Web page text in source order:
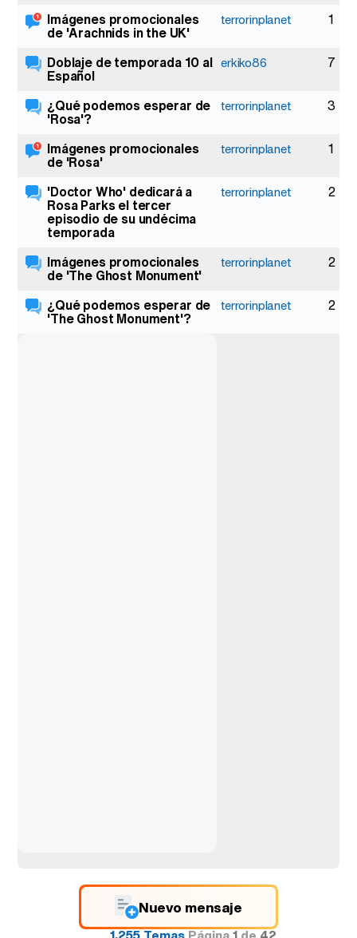
Imágenes promocionales
de 'Arachnids in the UK'
terrorinplanet 1
Doblaje de temporada 10 al
Español
erkiko86 7
¿Qué podemos esperar de
'Rosa'?
terrorinplanet 3
Imágenes promocionales
de 'Rosa'
terrorinplanet 1
'Doctor Who' dedicará a
Rosa Parks el tercer
episodio de su undécima
temporada
terrorinplanet 2
Imágenes promocionales
de 'The Ghost Monument'
terrorinplanet 2
¿Qué podemos esperar de
'The Ghost Monument'?
terrorinplanet 2
Nuevo mensaje